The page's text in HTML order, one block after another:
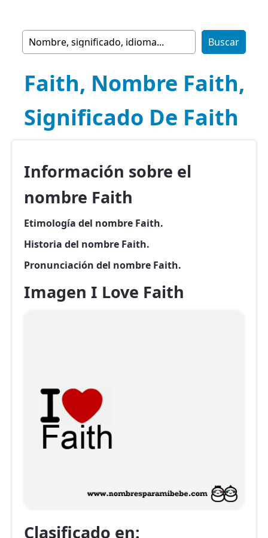
Faith, Nombre Faith,
Significado De Faith
Información sobre el
nombre Faith
Etimología del nombre Faith.
Historia del nombre Faith.
Pronunciación del nombre Faith.
Imagen I Love Faith
Clasificado en: